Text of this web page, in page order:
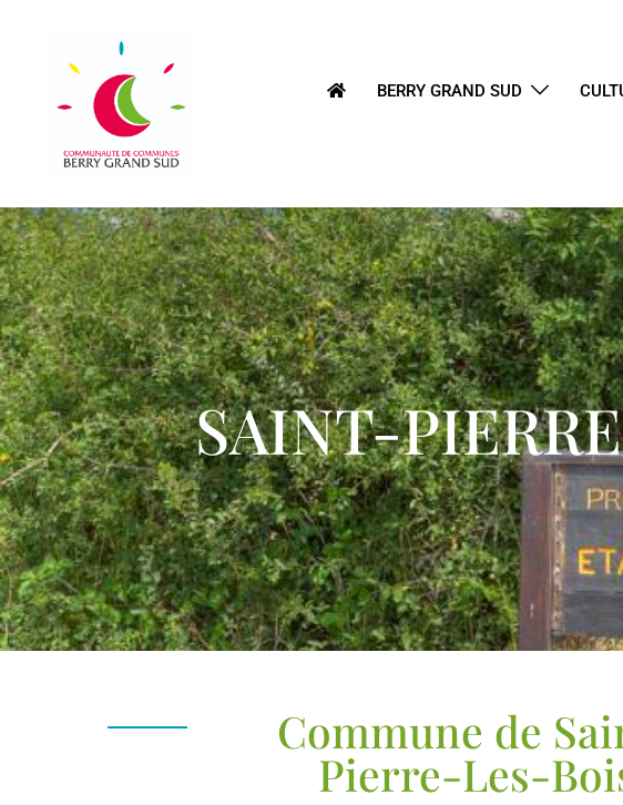
BERRY GRAND SUD
SAINT-
Commune de
Pierre-Les-